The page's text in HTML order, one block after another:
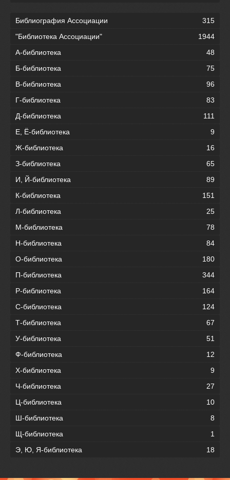
Библиография Ассоциации
315
"Библиотека Ассоциации"
1944
А-библиотека
48
Б-библиотека
75
В-библиотека
96
Г-библиотека
83
Д-библиотека
111
Е, Ё-библиотека
9
Ж-библиотека
16
З-библиотека
65
И, Й-библиотека
89
К-библиотека
151
Л-библиотека
25
М-библиотека
78
Н-библиотека
84
О-библиотека
180
П-библиотека
344
Р-библиотека
164
С-библиотека
124
Т-библиотека
67
У-библиотека
51
Ф-библиотека
12
Х-библиотека
9
Ч-библиотека
27
Ц-библиотека
10
Ш-библиотека
8
Щ-библиотека
1
Э, Ю, Я-библиотека
18